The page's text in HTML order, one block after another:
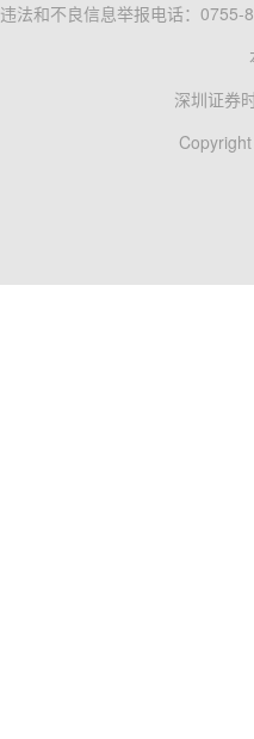
违法和不良信息举报电话：0755-
深圳证券